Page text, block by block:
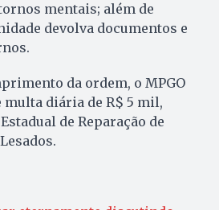
mentais; além de
devolva documentos e
da ordem, o MPGO
multa diária de R$ 5 mil,
de Reparação de